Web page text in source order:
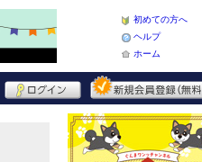
初めての方へ
ヘルプ
ホーム